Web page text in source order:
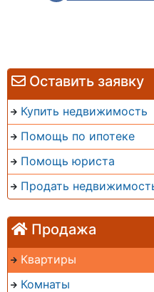
Оставить заявку
Купить недвижимость
Помощь по ипотеке
Помощь юриста
Продать
Продажа
Квартиры
Комнаты